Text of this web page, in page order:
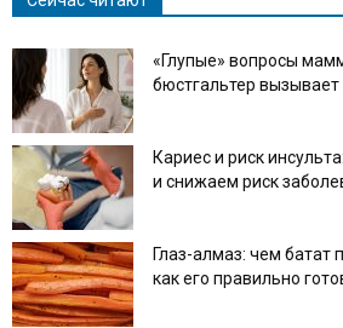
«Глупые» вопросы
бюстгальтер вызывает
Кариес и риск
и снижаем риск
Глаз-алмаз: чем батат
как его правильно